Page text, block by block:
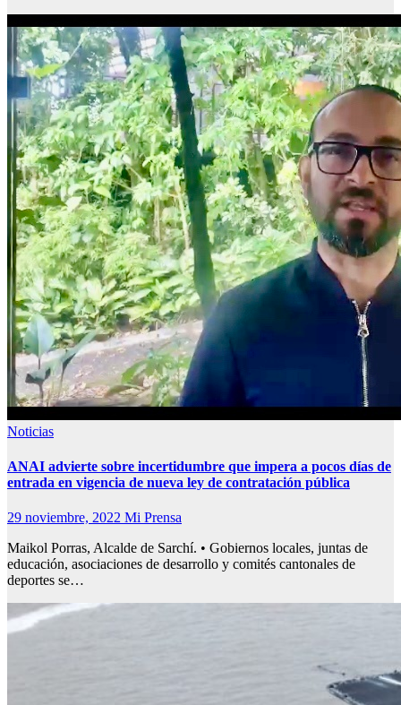
Noticias
ANAI advierte sobre incertidumbre que impera a pocos días de
entrada en vigencia de nueva ley de contratación pública
29 noviembre, 2022 Mi Prensa
Maikol Porras, Alcalde de Sarchí. • Gobiernos locales, juntas de
educación, asociaciones de desarrollo y comités cantonales de
deportes se…